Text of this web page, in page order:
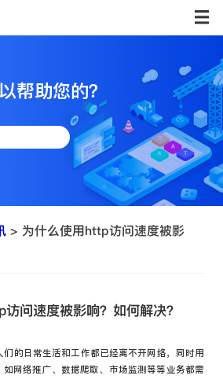
帮助您的？
> 为什么使用http访问速度被影
问速度被影响？如何解决？
的日常生活和工作都已经离不开网络，同时用
网络推广、数据爬取、市场监测等等业务都需